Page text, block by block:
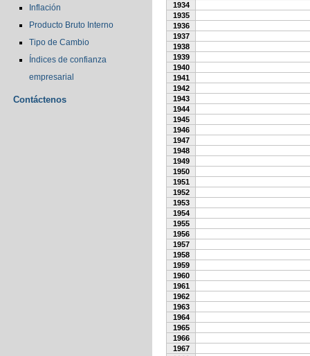
Inflación
Producto Bruto Interno
Tipo de Cambio
Índices de confianza
empresarial
Contáctenos
1934
1935
1936
1937
1938
1939
1940
1941
1942
1943
1944
1945
1946
1947
1948
1949
1950
1951
1952
1953
1954
1955
1956
1957
1958
1959
1960
1961
1962
1963
1964
1965
1966
1967